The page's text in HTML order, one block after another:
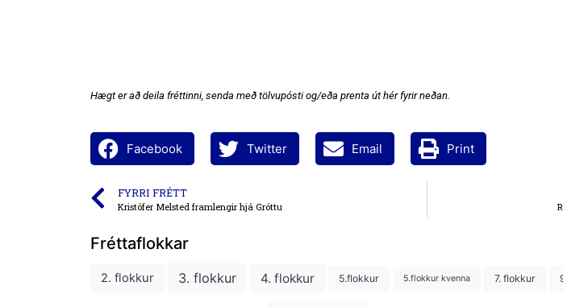
Hægt er að deila fréttinni, senda með tölvupósti og/eða prenta út hér fyrir neðan.
Facebook Twitter Email Print
FYRRI FRÉTT
Kristófer Melsted framlengir hjá Gróttu
Fréttaflokkar
2. flokkur 3. flokkur 4. flokkur 5.flokkur 5.flokkur kvenna 7. flokkur